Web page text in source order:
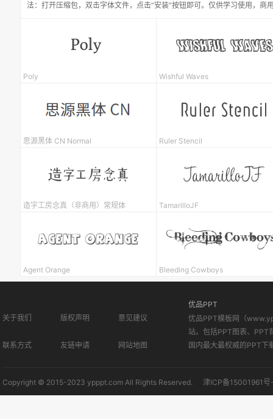
法：打开压缩包，双击字体文件，点击“安装”按钮即可。仅供学习使用，商
Poly Wishful Waves
思源黑体 CN Normal Ruler Stencil
造字工房念真（非商用）常规体 TamarilloJF
Agent Orange Bleeding Cowboys
关于我们 版权声明 意见建议
联系方式 友链申请 网站地图
优品PPT
优品PPT模板网（
站。包括PPT图表、PPT
国内最大最权威的PPT下
Copyright © 2015-2023 ypppt.com All Rights Reserved. 津ICP备15001961号